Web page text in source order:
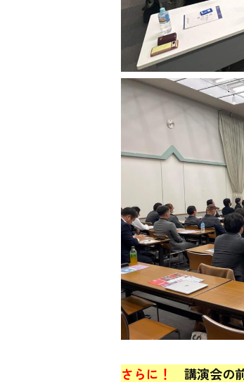
さらに！ 講演会の